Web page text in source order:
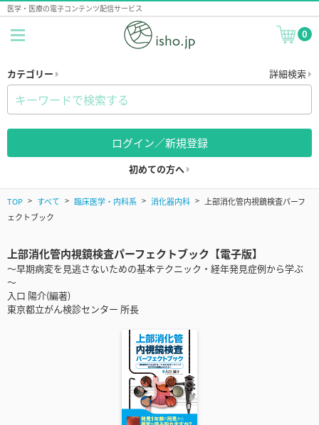
医学・医療の電子コンテンツ配信サービス
0
カテゴリー 詳細検索
ログイン／新規登録
初めての方へ
TOP すべて 臨床医学・内科系 消化器内科
上部消化管内視鏡検査パーフ
ェクトブック
上部消化管内視鏡検査パーフェクトブック【電子版】
～早期病変を見逃さないための基本テクニック・経年発見症例から学ぶ
～
入口 陽介(編著)
東京都立がん検診センター 所長